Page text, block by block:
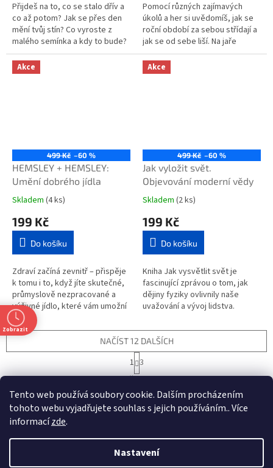
Tento web používá soubory cookie. Dalším procházením
tohoto webu vyjadřujete souhlas s jejich používáním.. Více
informacízde.
Nastavení
Přijdeš na to, co se stalo dřív a
co až potom? Jak se přes den
mění tvůj stín? Co vyroste z
malého semínka a kdy to bude?
Kteří živočichové prospí celou
zimu? Sleduj, jak se...
Pomocí různých zajímavých
úkolů a her si uvědomíš, jak se
roční období za sebou střídají a
jak se od sebe liší. Na jaře
budeš třeba probouzet zvířata
ze zimního spánku nebo...
Akce
499 Kč –60 %
HEMSLEY + HEMSLEY:
Umění dobrého jídla
Skladem (4 ks)
199 Kč
Do košíku
Zdraví začíná zevnitř – přispěje
k tomu i to, když jíte skutečné,
průmyslově nezpracované a
výživné jídlo, které vám umožní
vést zdravější a aktivnější život.
Z knihy sester...
Akce
499 Kč –60 %
Jak vyložit svět.
Objevování moderní vědy
Skladem (2 ks)
199 Kč
Do košíku
Kniha Jak vysvětlit svět je
fascinující zprávou o tom, jak
dějiny fyziky ovlivnily naše
uvažování a vývoj lidstva.
Steven Weinberg doprovází...
O
l
á
c
í
NAČÍST 12 DALŠÍCH
S
t
r
n
k
á
n
1 3
33položek celkem
NAHORU
Vytvořil Shoptet
Zobrazit